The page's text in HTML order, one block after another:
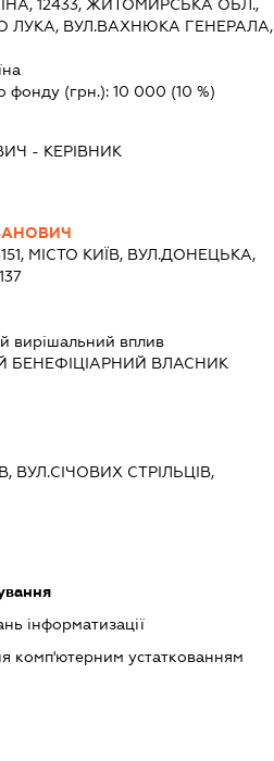
12433, ЖИТОМИРСЬКА ОБЛ.,
ВУЛ.ВАХНЮКА ГЕНЕРАЛА,
фонду (грн.):10 000 (10 %)
- КЕРІВНИК
МІСТО КИЇВ, ВУЛ.ДОНЕЦЬКА,
вирішальний вплив
БЕНЕФІЦІАРНИЙ ВЛАСНИК
ВУЛ.СІЧОВИХ СТРІЛЬЦІВ,
інформатизації
комп'ютерним устаткованням